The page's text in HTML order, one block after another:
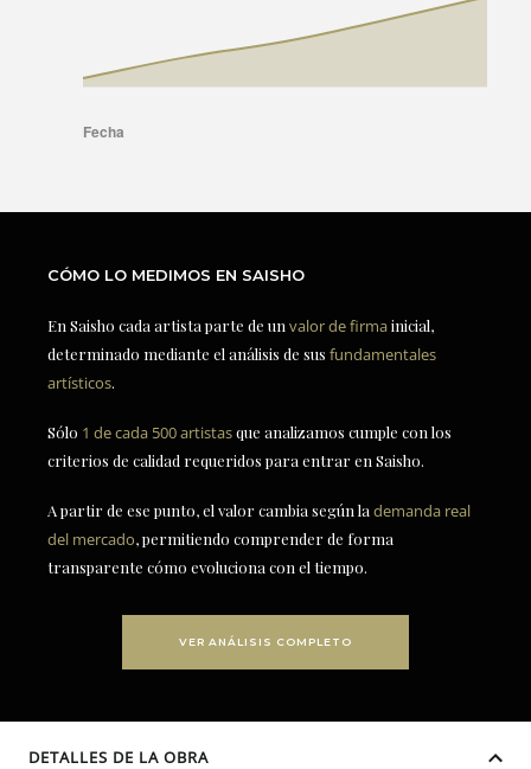
CÓMO LO MEDIMOS EN SAISHO
En Saisho cada artista parte de un valor de firmainicial,
determinado mediante el análisis de sus fundamentales
artísticos.
Sólo 1 de cada 500 artistasque analizamos cumple con los
criterios de calidad requeridos para entrar en Saisho.
A partir de ese punto, el valor cambia según la demanda real
del mercado, permitiendo comprender de forma
transparente cómo evoluciona con el tiempo.
VER ANÁLISIS COMPLETO
DETALLES DE LA OBRA